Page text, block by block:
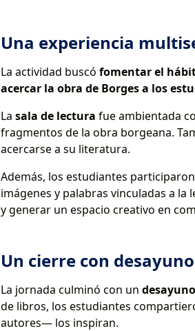
Una experiencia
La actividad buscó fomentar el
acercar la obra de Borges a los
La sala de lectura fue ambientada
fragmentos de la obra borgeana.
acercarse a su literatura.
Además, los estudiantes
imágenes y palabras vinculadas a
y generar un espacio creativo en
Un cierre con
La jornada culminó con un
de libros, los estudiantes
autores— los inspiran.